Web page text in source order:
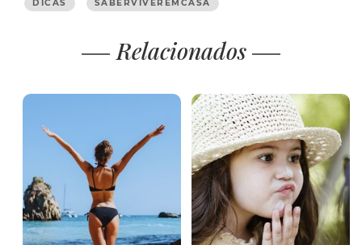
DICAS SABERVIVEREMCASA
Relacionados